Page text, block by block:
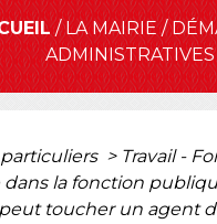
/LA MAIRIE/
ADMINISTRATIVES
> Travail -
dans la fonction
toucher un agent